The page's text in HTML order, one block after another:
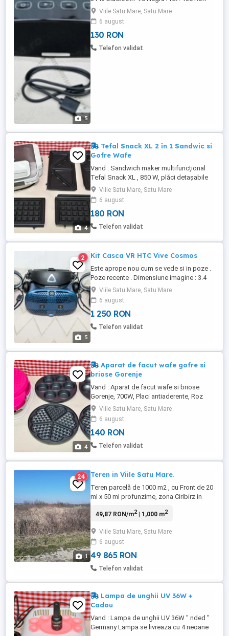
5
Poze recente Boxa portabila Anker
Bluetooth reda sunetul cu o claritate
extrema prin difuzoare duale de 10W
fiecare, sunetele inalte si joase fiind
extrem de bine subliniate. Tehnologia
Viile Satu Mare, Satu Mare
6 august
130 RON
Telefon validat
4
Tefal Snack XL 2 în 1 Sandwic si
Gofre Wafe
Vand : Sandwich maker multifuncțional
Tefal Snack XL , 850 W, plăci detaşabile
pentru sandwich-uri si gofre, înveliş
antiaderent, alb-gri inchis. Poze recente
2025. Am mai multe aparate pentru
bucatarie. ( Intrebati pentru detalii. ) Plăci
detaşabile XL pentru Sandwich-uri
Viile Satu Mare, Satu Mare
6 august
180 RON
Telefon validat
5
2 Kit Casca VR HTC Vive Cosmos
Este aprope nou cum se vede si in poze .
Poze recente . Dimensiune imagine : 3.4
inch Rezolutie imagine (px) : 2880 x 1700
Rata de refresh : 90 Hz Camp de
vizualizare : 110 Senzori : Giroscop IPD
Continut pachet : 1 x cablu USB 2 x
Controller ...
Viile Satu Mare, Satu Mare
6 august
1 250 RON
Telefon validat
4
Aparat de facut wafe gofre si
briose Gorenje
Vand : Aparat de facut wafe si briose
Gorenje, 700W, Placi antiaderente, Roz
Poze recente 2025. Am mai multe aparate
pentru bucatarie. ( Intrebati pentru detalii. )
Acest aparat are un design modern si
elegant. Aparatul de facut waffe si briose
GORENJE este un dispozitiv deosebit
Viile Satu Mare, Satu Mare
6 august
140 RON
Telefon validat
1
24 Teren in Viile Satu Mare.
Teren parcelă de 1000 m2 , cu Front de 20
ml x 50 ml profunzime, zona Ciribirz in
Posibilitate de cumpărare și 2 parcelele
pantă ușoară aproape de pădure de
salcâm , priveliște superbă ,calm și cu
mare potențial. Drum ...
49,87 RON/m2| 1,000 m2
Viile Satu Mare, Satu Mare
6 august
49 865 RON
Telefon validat
Lampa de unghii UV 36W +
Cadou
Vand : Lampa de unghii UV 36W " nded "
Germany Lampa se livreaza cu 4 neoane